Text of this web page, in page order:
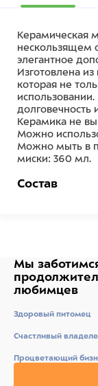
Керамическая
нескользящем
элегантное
Изготовлена
которая не
долговечность
Керамика не
Можно
Можно мыть в
миски: 360 мл.
Состав
Мы
любимцев
Здоровый питомец
Счастливый
Процветающий